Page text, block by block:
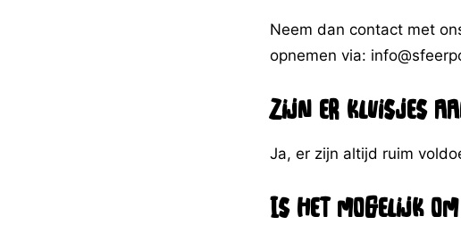
Neem dan contact met
opnemen via:
Zijn er kluisjes
Ja, er zijn altijd ruim
Is het mogelijk